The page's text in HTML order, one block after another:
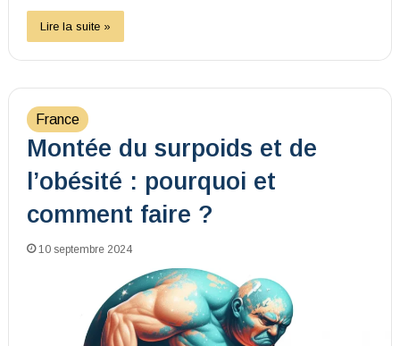
Lire la suite »
France
Montée du surpoids et de
l’obésité : pourquoi et
comment faire ?
10 septembre 2024